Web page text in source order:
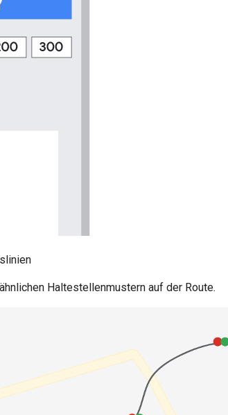
Haltestellenmustern auf der Route.